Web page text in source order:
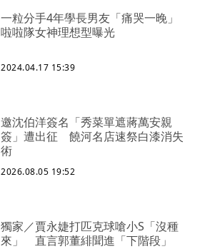
一粒分手4年學長男友「痛哭一晚」
啦啦隊女神理想型曝光
2024.04.17 15:39
邀沈伯洋簽名「秀菜單遮蔣萬安親
簽」遭出征 饒河名店速祭白漆消失
術
2026.08.05 19:52
獨家／賈永婕打匹克球嗆小S「沒種
來」 直言郭董緋聞進「下階段」